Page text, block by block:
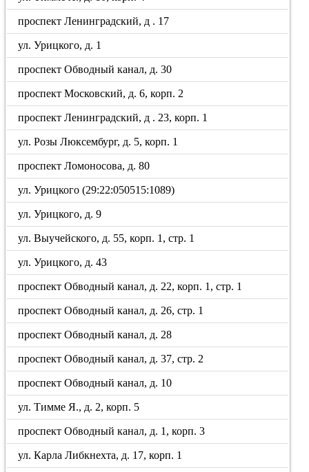
проспект Ленинградский, д . 17
ул. Урицкого, д. 1
проспект Обводный канал, д. 30
проспект Московский, д. 6, корп. 2
проспект Ленинградский, д . 23, корп. 1
ул. Розы Люксембург, д. 5, корп. 1
проспект Ломоносова, д. 80
ул. Урицкого (29:22:050515:1089)
ул. Урицкого, д. 9
ул. Выучейского, д. 55, корп. 1, стр. 1
ул. Урицкого, д. 43
проспект Обводный канал, д. 22, корп. 1, стр. 1
проспект Обводный канал, д. 26, стр. 1
проспект Обводный канал, д. 28
проспект Обводный канал, д. 37, стр. 2
проспект Обводный канал, д. 10
ул. Тимме Я., д. 2, корп. 5
проспект Обводный канал, д. 1, корп. 3
ул. Карла Либкнехта, д. 17, корп. 1